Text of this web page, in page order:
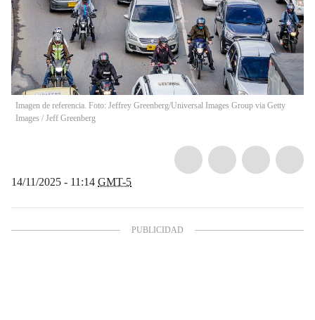
Imagen de referencia. Foto: Jeffrey Greenberg/Universal Images Group via Getty
Images / Jeff Greenberg
14/11/2025 - 11:14 GMT-5